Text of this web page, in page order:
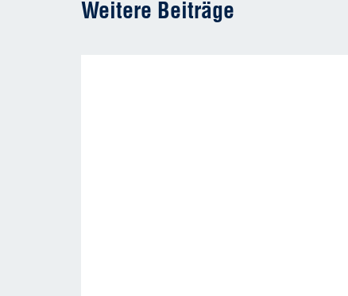
Weitere Beiträge